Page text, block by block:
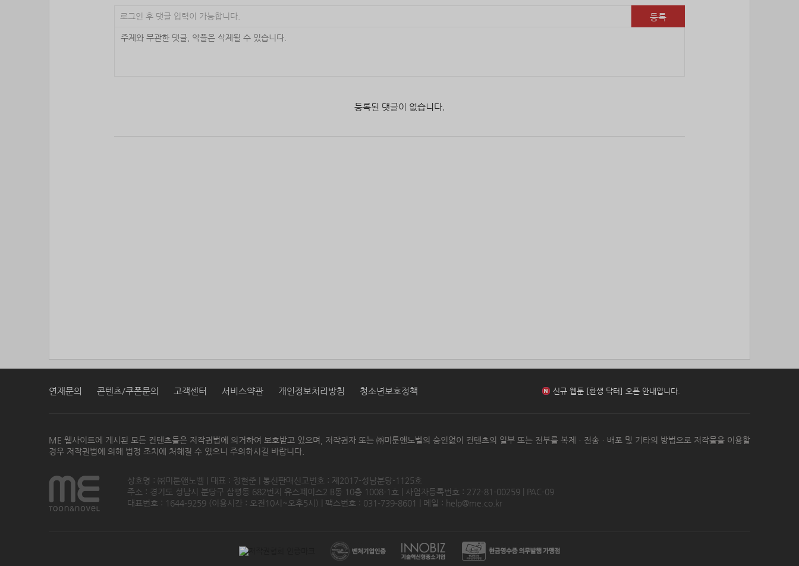
로그인 후 댓글 입력이 가능합니다. 등록
등록된 댓글이 없습니다.
연재문의 콘텐츠/쿠폰문의 고객센터 서비스약관 개인정보처리방침 청소년보호정책 신규 웹툰 [환생 닥터] 오픈 안내입니다.
신규 웹툰 [아빠 사용지침서] 오픈 안내입니다.
ME 웹사이트에 게시된 모든 컨텐츠들은 저작권법에 의거하여 보호받고 있으며, 저작권자 또는 ㈜미툰앤노벨의 승인없이 컨텐츠의 일부 또는 전부를 복제ㆍ전송ㆍ배포 및 기타의 방법으로 저작물을 이용할
경우 저작권법에 의해 법정 조치에 처해질 수 있으니 주의하시길 바랍니다.
상호명 : ㈜미툰앤노벨 | 대표 : 정현준 | 통신판매신고번호 : 제2017-성남분당-1125호
주소 : 경기도 성남시 분당구 삼평동 682번지 유스페이스2 B동 10층 1008-1호 | 사업자등록번호 : 272-81-00259 | PAC-09
대표번호 : 1644-9259 (이용시간 : 오전10시~오후5시) | 팩스번호 : 031-739-8601 | 메일 : help@me.co.kr